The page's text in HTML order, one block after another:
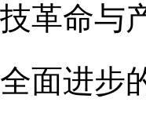
技革命与
全面进步